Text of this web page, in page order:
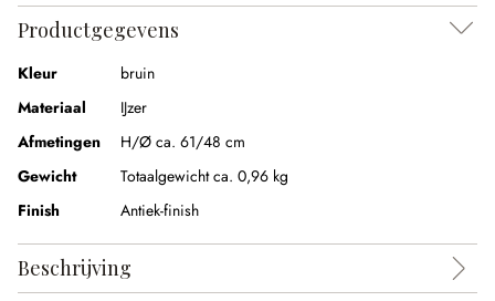
Productgegevens
Kleur
bruin
Materiaal
IJzer
Afmetingen
H/Ø ca. 61/48 cm
Gewicht
Totaalgewicht ca. 0,96 kg
Finish
Antiek-finish
Beschrijving